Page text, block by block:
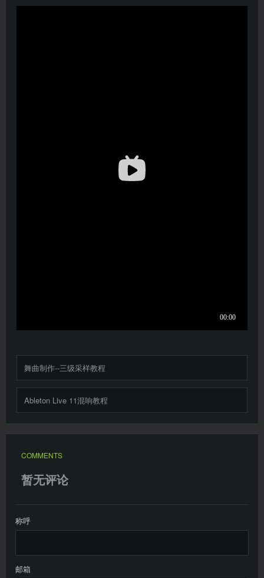
舞曲制作--三级采样教程
Ableton Live 11混响教程
COMMENTS
暂无评论
称呼
邮箱